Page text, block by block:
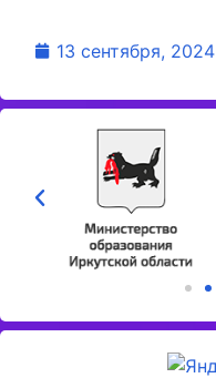
13 сентября, 2024